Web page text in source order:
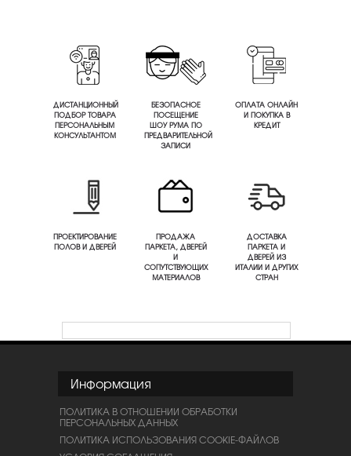
ДИСТАНЦИОННЫЙ
ПОДБОР ТОВАРА
ПЕРСОНАЛЬНЫМ
КОНСУЛЬТАНТОМ
БЕЗОПАСНОЕ
ПОСЕЩЕНИЕ
ШОУ РУМА ПО
ПРЕДВАРИТЕЛЬНОЙ
ЗАПИСИ
ОПЛАТА ОНЛАЙН
И ПОКУПКА В
КРЕДИТ
ПРОЕКТИРОВАНИЕ
ПОЛОВ И ДВЕРЕЙ
ПРОДАЖА
ПАРКЕТА, ДВЕРЕЙ
И
СОПУТСТВУЮЩИХ
МАТЕРИАЛОВ
ДОСТАВКА
ПАРКЕТА И
ДВЕРЕЙ ИЗ
ИТАЛИИ И ДРУГИХ
СТРАН
Информация
ПОЛИТИКА В ОТНОШЕНИИ ОБРАБОТКИ
ПЕРСОНАЛЬНЫХ ДАННЫХ
ПОЛИТИКА ИСПОЛЬЗОВАНИЯ COOKIE-ФАЙЛОВ